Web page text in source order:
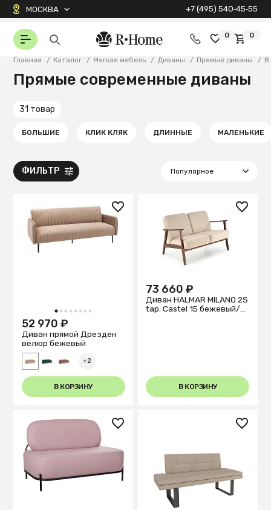
МОСКВА +7 (495) 540‑45‑55
0 0
Главная / Каталог / Мягкая мебель / Диваны / Прямые диваны / В
Прямые современные диваны
31 товар
БОЛЬШИЕ КЛИК КЛЯК ДЛИННЫЕ МАЛЕНЬКИЕ
ФИЛЬТР
1 2 3 4 5 6 7 8
52 970 ₽
Диван прямой Дрезден
велюр бежевый
+2
В КОРЗИНУ
73 660 ₽
Диван HALMAR MILANO 2S
tap. Castel 15 бежевый/
В КОРЗИНУ